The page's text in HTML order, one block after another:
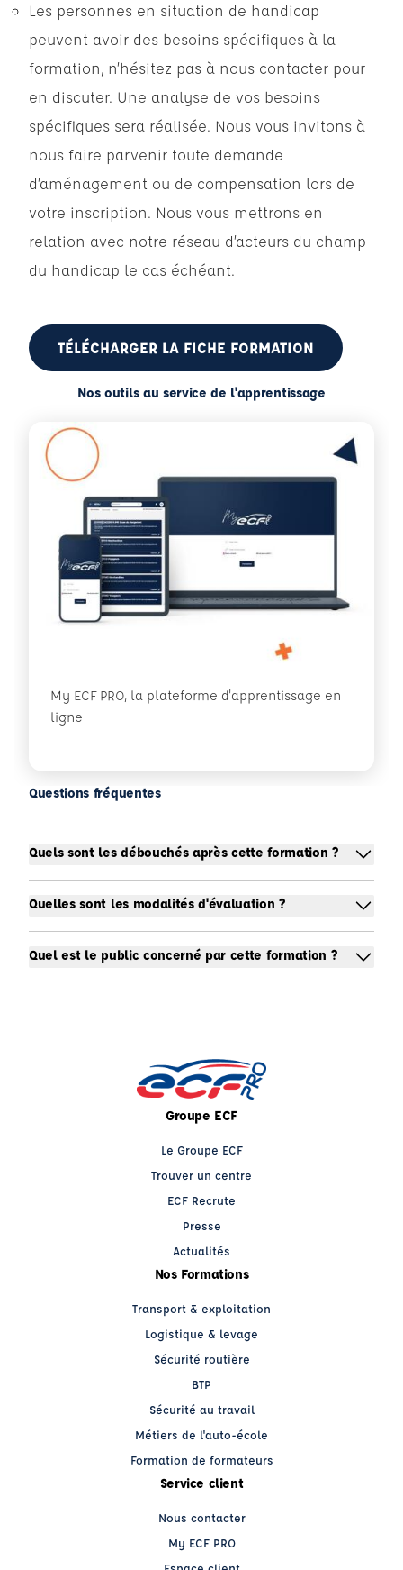
Les personnes en situation de handicap
peuvent avoir des besoins spécifiques à la
formation, n’hésitez pas à nous contacter pour
en discuter. Une analyse de vos besoins
spécifiques sera réalisée. Nous vous invitons à
nous faire parvenir toute demande
d’aménagement ou de compensation lors de
votre inscription. Nous vous mettrons en
relation avec notre réseau d’acteurs du champ
du handicap le cas échéant.
TÉLÉCHARGER LA FICHE FORMATION
Nos outils au service de l'apprentissage
My ECF PRO, la plateforme d'apprentissage en
ligne
Questions fréquentes
Quels sont les débouchés après cette formation ?
Quelles sont les modalités d'évaluation ?
Quel est le public concerné par cette formation ?
Groupe ECF
Le Groupe ECF
Trouver un centre
ECF Recrute
Presse
Actualités
Nos Formations
Transport & exploitation
Logistique & levage
Sécurité routière
BTP
Sécurité au travail
Métiers de l'auto-école
Formation de formateurs
Service client
Nous contacter
My ECF PRO